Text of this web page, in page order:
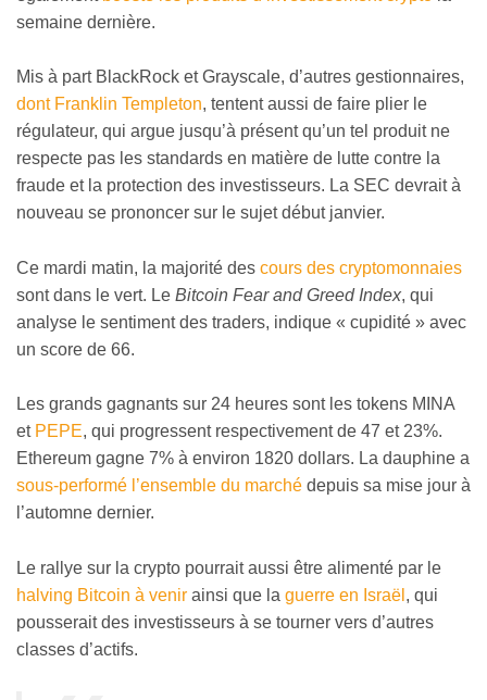
semaine dernière.
Mis à part BlackRock et Grayscale, d’autres gestionnaires,
dont Franklin Templeton, tentent aussi de faire plier le
régulateur, qui argue jusqu’à présent qu’un tel produit ne
respecte pas les standards en matière de lutte contre la
fraude et la protection des investisseurs. La SEC devrait à
nouveau se prononcer sur le sujet début janvier.
Ce mardi matin, la majorité des cours des cryptomonnaies
sont dans le vert. Le Bitcoin Fear and Greed Index, qui
analyse le sentiment des traders, indique « cupidité » avec
un score de 66.
Les grands gagnants sur 24 heures sont les tokens MINA
et PEPE, qui progressent respectivement de 47 et 23%.
Ethereum gagne 7% à environ 1820 dollars. La dauphine a
sous-performé l’ensemble du marché depuis sa mise jour à
l’automne dernier.
Le rallye sur la crypto pourrait aussi être alimenté par le
halving Bitcoin à venir ainsi que la guerre en Israël , qui
pousserait des investisseurs à se tourner vers d’autres
classes d’actifs.